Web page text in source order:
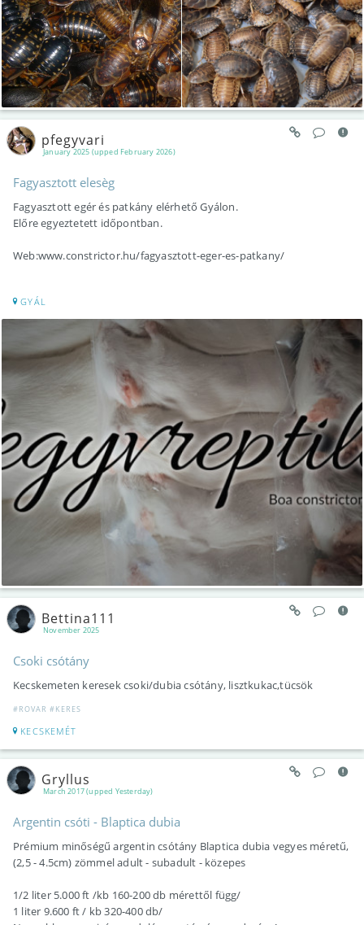
January 2025 (upped February 2026)
pfegyvari
Fagyasztott elesèg
Fagyasztott egér és patkány elérhető Gyálon.
Előre egyeztetett időpontban.
Web:www.constrictor.hu/fagyasztott-eger-es-patkany/
GYÁL
November 2025
Bettina111
Csoki csótány
Kecskemeten keresek csoki/dubia csótány, lisztkukac,tücsök
#ROVAR #KERES
KECSKEMÉT
March 2017 (upped Yesterday)
Gryllus
Argentin csóti - Blaptica dubia
Prémium minőségű argentin csótány Blaptica dubia vegyes méretű,
(2,5 - 4.5cm) zömmel adult - subadult - közepes
1/2 liter 5.000 ft /kb 160-200 db mérettől függ/
1 liter 9.600 ft / kb 320-400 db/